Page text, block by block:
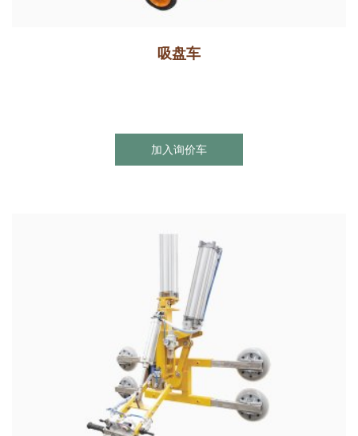
吸盘车
加入询价车